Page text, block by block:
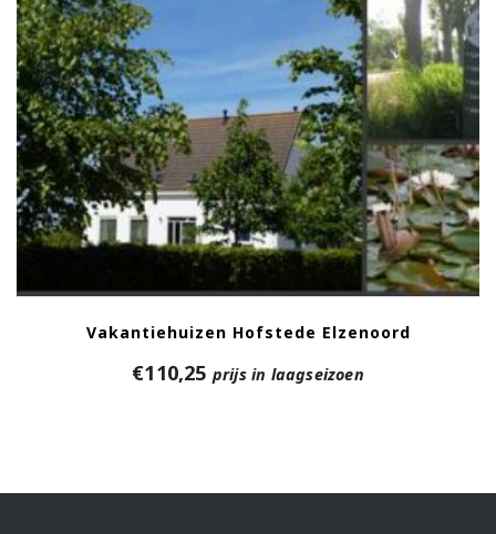
Vakantiehuizen Hofstede Elzenoord
€110,25 prijs in laagseizoen